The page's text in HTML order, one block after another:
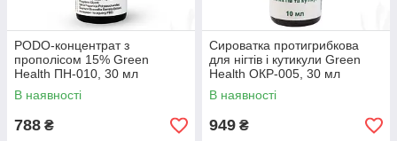
PODO-концентрат з
прополісом 15% Green
Health ПН-010, 30 мл
В наявності
788 ₴
Сироватка протигрибкова
для нігтів і кутикули Green
Health ОКР-005, 30 мл
В наявності
949 ₴